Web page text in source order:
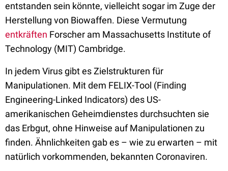
entstanden sein könnte, vielleicht sogar im Zuge der
Herstellung von Biowaffen. Diese Vermutung
entkräften Forscher am Massachusetts Institute of
Technology (MIT) Cambridge.
In jedem Virus gibt es Zielstrukturen für
Manipulationen. Mit dem FELIX-Tool (Finding
Engineering-Linked Indicators) des US-
amerikanischen Geheimdienstes durchsuchten sie
das Erbgut, ohne Hinweise auf Manipulationen zu
finden. Ähnlichkeiten gab es – wie zu erwarten – mit
natürlich vorkommenden, bekannten Coronaviren.